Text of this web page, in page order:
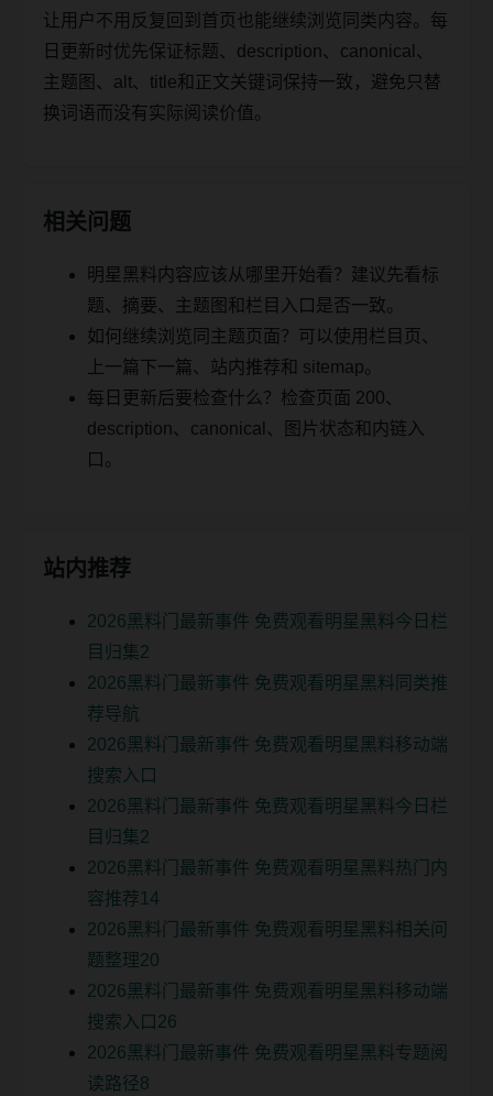
让用户不用反复回到首页也能继续浏览同类内容。每
日更新时优先保证标题、description、canonical、
主题图、alt、title和正文关键词保持一致，避免只替
换词语而没有实际阅读价值。
相关问题
明星黑料内容应该从哪里开始看？建议先看标
题、摘要、主题图和栏目入口是否一致。
如何继续浏览同主题页面？可以使用栏目页、
上一篇下一篇、站内推荐和 sitemap。
每日更新后要检查什么？检查页面 200、
description、canonical、图片状态和内链入
口。
站内推荐
2026黑料门最新事件 免费观看明星黑料今日栏
目归集2
2026黑料门最新事件 免费观看明星黑料同类推
荐导航
2026黑料门最新事件 免费观看明星黑料移动端
搜索入口
2026黑料门最新事件 免费观看明星黑料今日栏
目归集2
2026黑料门最新事件 免费观看明星黑料热门内
容推荐14
2026黑料门最新事件 免费观看明星黑料相关问
题整理20
2026黑料门最新事件 免费观看明星黑料移动端
搜索入口26
2026黑料门最新事件 免费观看明星黑料专题阅
读路径8